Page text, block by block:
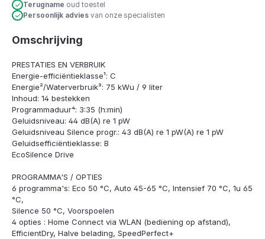
Terugname oud toestel
Persoonlijk advies van onze specialisten
Omschrijving
PRESTATIES EN VERBRUIK
Energie-efficiëntieklasse¹: C
Energie²/Waterverbruik³: 75 kWu / 9 liter
Inhoud: 14 bestekken
Programmaduur⁴: 3:35 (h:min)
Geluidsniveau: 44 dB(A) re 1 pW
Geluidsniveau Silence progr.: 43 dB(A) re 1 pW(A) re 1 pW
Geluidsefficiëntieklasse: B
EcoSilence Drive
PROGRAMMA'S / OPTIES
6 programma's: Eco 50 °C, Auto 45-65 °C, Intensief 70 °C, 1u 65
°C,
Silence 50 °C, Voorspoelen
4 opties : Home Connect via WLAN (bediening op afstand),
EfficientDry, Halve belading, SpeedPerfect+